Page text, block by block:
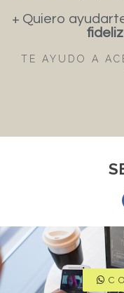
+ Quiero
TE AYUDO A